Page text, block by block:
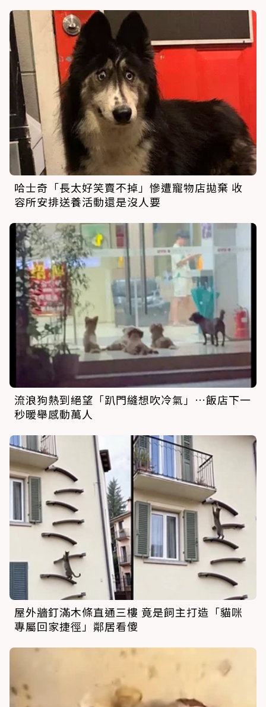
哈士奇「長太好笑賣不掉」慘遭寵物店拋棄 收
容所安排送養活動還是沒人要
流浪狗熱到絕望「趴門縫想吹冷氣」…飯店下一
秒暖舉感動萬人
屋外牆釘滿木條直通三樓 竟是飼主打造「貓咪
專屬回家捷徑」鄰居看傻